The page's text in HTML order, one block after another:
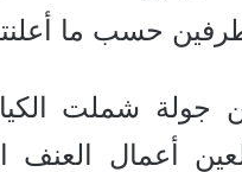
حسب ما
شملت
أعمال العنف